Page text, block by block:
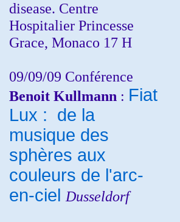
disease. Centre
Hospitalier Princesse
Grace, Monaco 17 H
09/09/09 Conférence
Benoit Kullmann : Fiat
Lux : de la
musique des
sphères aux
couleurs de l'arc-
en-ciel Dusseldorf